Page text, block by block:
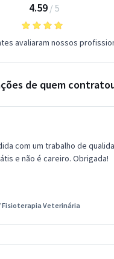
4.59/ 5
avaliaram nossos
de quem
com um trabalho de
e não é careiro. Obrigada!
Fisioterapia Veterinária